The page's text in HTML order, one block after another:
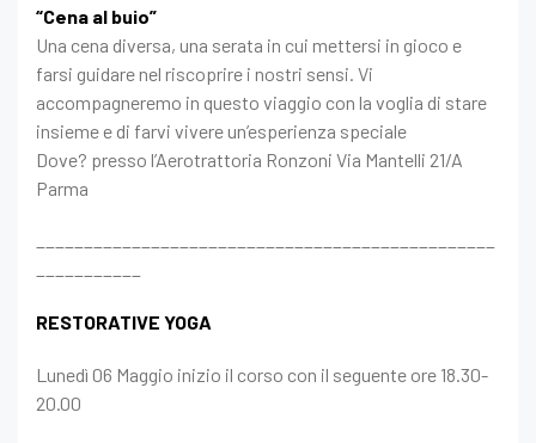
“Cena al buio”
Una cena diversa, una serata in cui mettersi in gioco e
farsi guidare nel riscoprire i nostri sensi. Vi
accompagneremo in questo viaggio con la voglia di stare
insieme e di farvi vivere un’esperienza speciale
Dove? presso l’Aerotrattoria Ronzoni Via Mantelli 21/A
Parma
RESTORATIVE YOGA
Lunedì 06 Maggio inizio il corso con il seguente ore 18.30-
20.00